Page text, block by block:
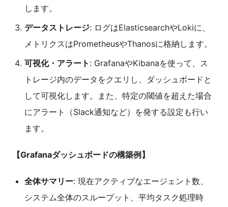
します。
データストレージ: ログはElasticsearchやLokiに、
メトリクスはPrometheusやThanosに格納します。
可視化・アラート : GrafanaやKibanaを使って、ス
トレージ内のデータをクエリし、ダッシュボードと
して可視化します。また、特定の閾値を超えた場合
にアラート（Slack通知など）を発する設定も行い
ます。
【Grafanaダッシュボードの構築例】
全体サマリー: 現在アクティブなエージェント数、
システム全体のスループット、平均タスク処理時